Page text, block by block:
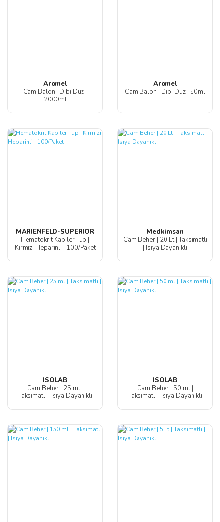
Aromel
Cam Balon | Dibi Düz |
2000ml
Aromel
Cam Balon | Dibi Düz | 50ml
MARIENFELD-SUPERIOR
Hematokrit Kapiler Tüp |
Kırmızı Heparinli | 100/Paket
Medkimsan
Cam Beher | 20 Lt | Taksimatlı
| Isıya Dayanıklı
ISOLAB
Cam Beher | 25 ml |
Taksimatlı | Isıya Dayanıklı
ISOLAB
Cam Beher | 50 ml |
Taksimatlı | Isıya Dayanıklı